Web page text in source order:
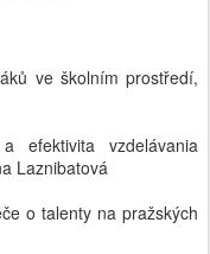
ve školním prostředí,
efektivita vzdelávania
Laznibatová
o talenty na pražských